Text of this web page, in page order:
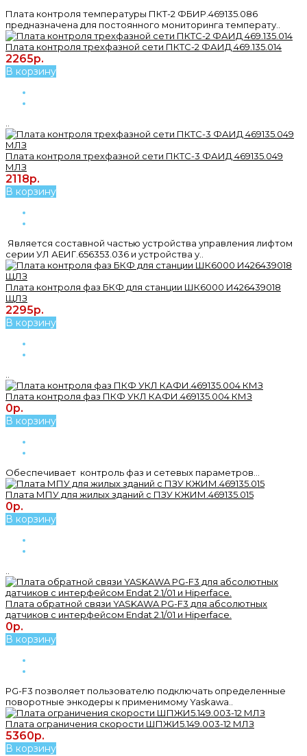
Плата контроля температуры ПКТ-2 ФБИР.469135.086
предназначена для постоянного мониторинга температу..
Плата контроля трехфазной сети ПКТС-2 ФАИД 469.135.014
2265р.
В корзину
Плата контроля трехфазной сети ПКТС-3 ФАИД 469135.049
МЛЗ
2118р.
В корзину
Является составной частью устройства управления лифтом
серии УЛ АЕИГ.656353.036 и устройства у..
Плата контроля фаз БКФ для станции ШК6000 И426439018
ЩЛЗ
2295р.
В корзину
Плата контроля фаз ПКФ УКЛ КАФИ.469135.004 КМЗ
0р.
В корзину
Обеспечивает контроль фаз и сетевых параметров...
Плата МПУ для жилых зданий с ПЗУ КЖИМ.469135.015
0р.
В корзину
Плата обратной связи YASKAWA PG-F3 для абсолютных
датчиков с интерфейсом Endat 2.1/01 и Hiperface.
0р.
В корзину
PG-F3 позволяет пользователю подключать определенные
поворотные энкодеры к применимому Yaskawa..
Плата ограничения скорости ШПЖИ5.149.003-12 МЛЗ
5360р.
В корзину